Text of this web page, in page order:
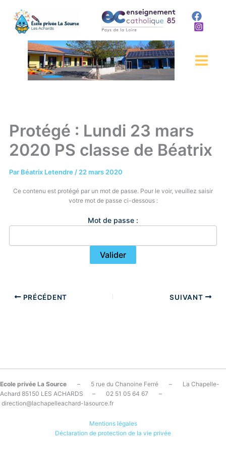
contenu
Protégé : Lundi 23 mars
2020 PS classe de Béatrix
Par Béatrix Letendre / 22 mars 2020
Ce contenu est protégé par un mot de passe. Pour le voir, veuillez saisir
votre mot de passe ci-dessous :
Mot de passe :
PRÉCÉDENT SUIVANT
Ecole privée La Source – 5 rue du Chanoine Ferré – La Chapelle-
Achard 85150 LES ACHARDS – 02 51 05 64 67 –
direction@lachapelleachard-lasource.fr
Mentions légales
Déclaration de protection de la vie privée